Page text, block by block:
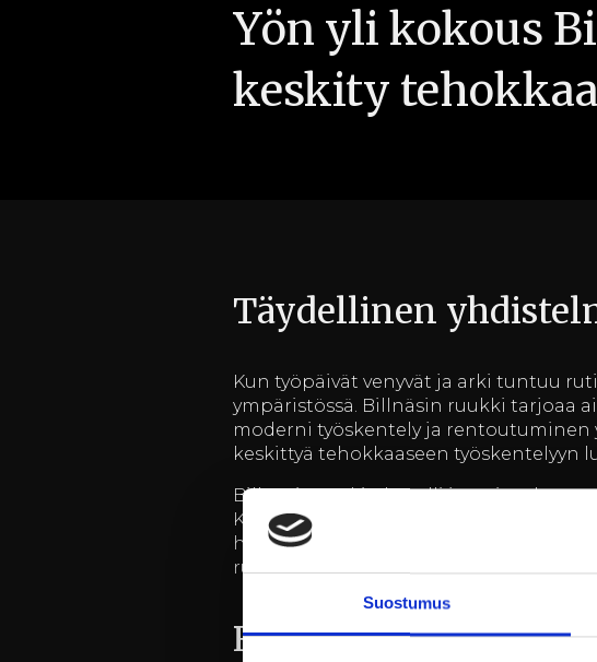
Suostumus
Yön yli kokous
keskity
Täydellinen
Kun työpäivät venyvät ja arki tuntuu
ympäristössä. Billnäsin ruukki tarjoaa
moderni työskentely ja
keskittyä tehokkaaseen työskentelyyn
Billnäsin ruukin hotelli ja ravintola
Kokouspäivän päätteeksi voit siirtyä
hyvään uneen ja seuraavan päivän
ruukin pitkää historiaa ja tarjoten
Ruoka ja palvelut –